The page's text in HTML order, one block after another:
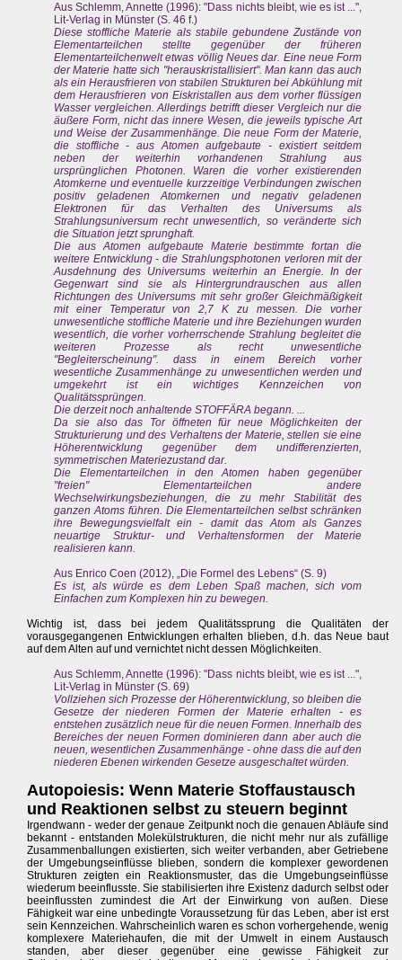
Aus Schlemm, Annette (1996): "Dass nichts bleibt, wie es ist ...",
Lit-Verlag in Münster (S. 46 f.)
Diese stoffliche Materie als stabile gebundene Zustände von
Elementarteilchen stellte gegenüber der früheren
Elementarteilchenwelt etwas völlig Neues dar. Eine neue Form
der Materie hatte sich "herauskristallisiert". Man kann das auch
als ein Herausfrieren von stabilen Strukturen bei Abkühlung mit
dem Herausfrieren von Eiskristallen aus dem vorher flüssigen
Wasser vergleichen. Allerdings betrifft dieser Vergleich nur die
äußere Form, nicht das innere Wesen, die jeweils typische Art
und Weise der Zusammenhänge. Die neue Form der Materie,
die stoffliche - aus Atomen aufgebaute - existiert seitdem
neben der weiterhin vorhandenen Strahlung aus
ursprünglichen Photonen. Waren die vorher existierenden
Atomkerne und eventuelle kurzzeitige Verbindungen zwischen
positiv geladenen Atomkernen und negativ geladenen
Elektronen für das Verhalten des Universums als
Strahlungsuniversum recht unwesentlich, so veränderte sich
die Situation jetzt sprunghaft.
Die aus Atomen aufgebaute Materie bestimmte fortan die
weitere Entwicklung - die Strahlungsphotonen verloren mit der
Ausdehnung des Universums weiterhin an Energie. In der
Gegenwart sind sie als Hintergrundrauschen aus allen
Richtungen des Universums mit sehr großer Gleichmäßigkeit
mit einer Temperatur von 2,7 K zu messen. Die vorher
unwesentliche stoffliche Materie und ihre Beziehungen wurden
wesentlich, die vorher vorherrschende Strahlung begleitet die
weiteren Prozesse als recht unwesentliche
"Begleiterscheinung". dass in einem Bereich vorher
wesentliche Zusammenhänge zu unwesentlichen werden und
umgekehrt ist ein wichtiges Kennzeichen von
Qualitätssprüngen.
Die derzeit noch anhaltende STOFFÄRA begann. ...
Da sie also das Tor öffneten für neue Möglichkeiten der
Strukturierung und des Verhaltens der Materie, stellen sie eine
Höherentwicklung gegenüber dem undifferenzierten,
symmetrischen Materiezustand dar.
Die Elementarteilchen in den Atomen haben gegenüber
"freien" Elementarteilchen andere
Wechselwirkungsbeziehungen, die zu mehr Stabilität des
ganzen Atoms führen. Die Elementarteilchen selbst schränken
ihre Bewegungsvielfalt ein - damit das Atom als Ganzes
neuartige Struktur- und Verhaltensformen der Materie
realisieren kann.
Aus Enrico Coen (2012), „Die Formel des Lebens“ (S. 9)
Es ist, als würde es dem Leben Spaß machen, sich vom
Einfachen zum Komplexen hin zu bewegen.
Wichtig ist, dass bei jedem Qualitätssprung die Qualitäten der
vorausgegangenen Entwicklungen erhalten blieben, d.h. das Neue baut
auf dem Alten auf und vernichtet nicht dessen Möglichkeiten.
Aus Schlemm, Annette (1996): "Dass nichts bleibt, wie es ist ...",
Lit-Verlag in Münster (S. 69)
Vollziehen sich Prozesse der Höherentwicklung, so bleiben die
Gesetze der niederen Formen der Materie erhalten - es
entstehen zusätzlich neue für die neuen Formen. Innerhalb des
Bereiches der neuen Formen dominieren dann aber auch die
neuen, wesentlichen Zusammenhänge - ohne dass die auf den
niederen Ebenen wirkenden Gesetze ausgeschaltet würden.
Autopoiesis: Wenn Materie Stoffaustausch
und Reaktionen selbst zu steuern beginnt
Irgendwann - weder der genaue Zeitpunkt noch die genauen Abläufe sind
bekannt - entstanden Molekülstrukturen, die nicht mehr nur als zufällige
Zusammenballungen existierten, sich weiter verbanden, aber Getriebene
der Umgebungseinflüsse blieben, sondern die komplexer gewordenen
Strukturen zeigten ein Reaktionsmuster, das die Umgebungseinflüsse
wiederum beeinflusste. Sie stabilisierten ihre Existenz dadurch selbst oder
beeinflussten zumindest die Art der Einwirkung von außen. Diese
Fähigkeit war eine unbedingte Voraussetzung für das Leben, aber ist erst
sein Kennzeichen. Wahrscheinlich waren es schon vorhergehende, wenig
komplexere Materiehaufen, die mit der Umwelt in einem Austausch
standen, aber dieser gegenüber eine gewisse Fähigkeit zur